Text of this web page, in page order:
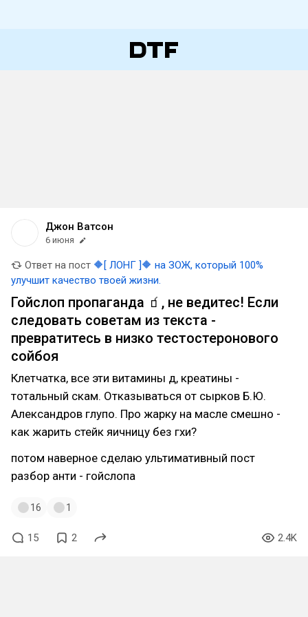
Джон Ватсон
6 июня
Ответ на пост 🔶[ ЛОНГ ]🔶 на ЗОЖ, который 100%
улучшит качество твоей жизни.
Гойслоп пропаганда 🧃, не ведитес! Если
следовать советам из текста -
превратитесь в низко тестостеронового
сойбоя
Клетчатка, все эти витамины д, креатины -
тотальный скам. Отказываться от сырков Б.Ю.
Александров глупо. Про жарку на масле смешно -
как жарить стейк яичницу без гхи?
потом наверное сделаю ультимативный пост
разбор анти - гойслопа
16 1
15 2 2.4K